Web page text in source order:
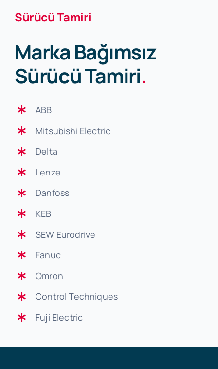
Sürücü Tamiri
Marka Bağımsız
Sürücü Tamiri.
ABB
Mitsubishi Electric
Delta
Lenze
Danfoss
KEB
SEW Eurodrive
Fanuc
Omron
Control Techniques
Fuji Electric